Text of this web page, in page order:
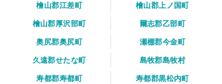
檜山郡江差町
檜山郡上ノ国町
檜山郡厚沢部町
爾志郡乙部町
奥尻郡奥尻町
瀬棚郡今金町
久遠郡せたな町
島牧郡島牧村
寿都郡寿都町
寿都郡黒松内町